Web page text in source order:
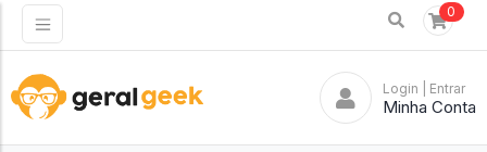
0
Login | Entrar
Minha Conta